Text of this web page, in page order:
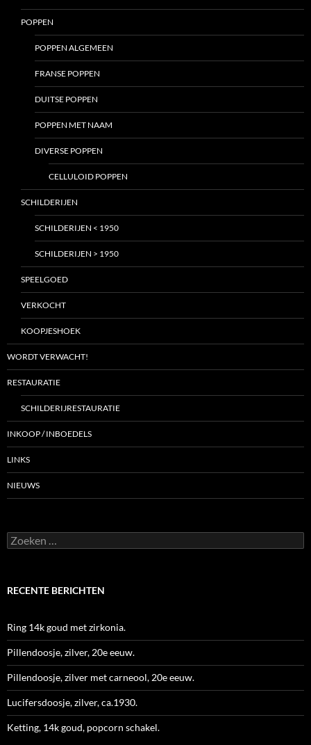
POPPEN
POPPEN ALGEMEEN
FRANSE POPPEN
DUITSE POPPEN
POPPEN MET NAAM
DIVERSE POPPEN
CELLULOID POPPEN
SCHILDERIJEN
SCHILDERIJEN < 1950
SCHILDERIJEN > 1950
SPEELGOED
VERKOCHT
KOOPJESHOEK
WORDT VERWACHT!
RESTAURATIE
SCHILDERIJRESTAURATIE
INKOOP / INBOEDELS
LINKS
NIEUWS
Zoeken
naar:
RECENTE BERICHTEN
Ring 14k goud met zirkonia.
Pillendoosje, zilver, 20e eeuw.
Pillendoosje, zilver met carneool, 20e eeuw.
Lucifersdoosje, zilver, ca.1930.
Ketting, 14k goud, popcorn schakel.